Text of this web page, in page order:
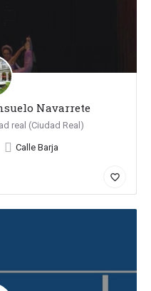
Navarrete
real (Ciudad Real)
Calle Barja
favorite_border